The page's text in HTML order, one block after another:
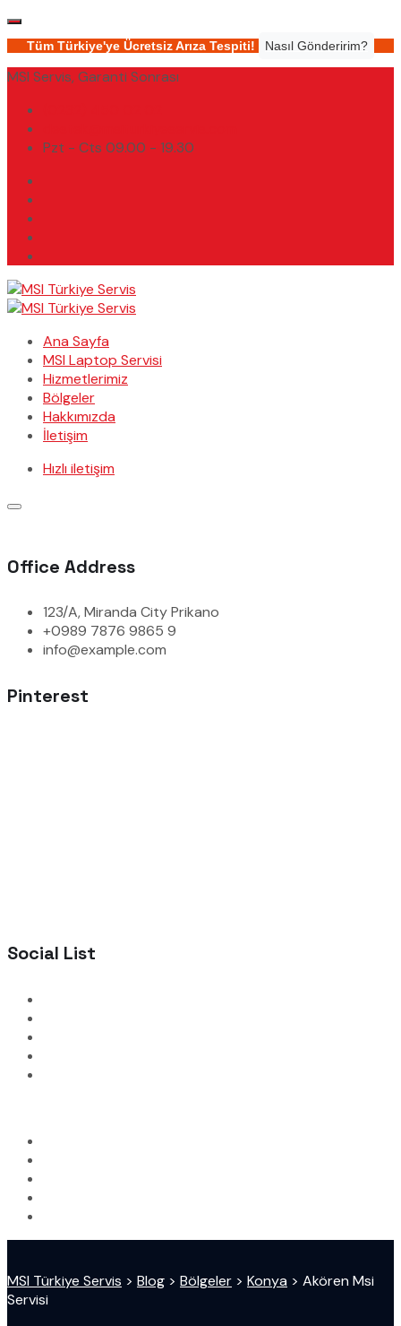
Tüm Türkiye'ye Ücretsiz Arıza Tespiti! Nasıl Gönderirim?
MSI Servis, Garanti Sonrası
Pzt - Cts 09.00 - 19.30
Ana Sayfa
MSI Laptop Servisi
Hizmetlerimiz
Bölgeler
Hakkımızda
İletişim
Hızlı iletişim
Office Address
123/A, Miranda City Prikano
+0989 7876 9865 9
info@example.com
Pinterest
Social List
MSI Türkiye Servis > Blog > Bölgeler > Konya > Akören Msi
Servisi